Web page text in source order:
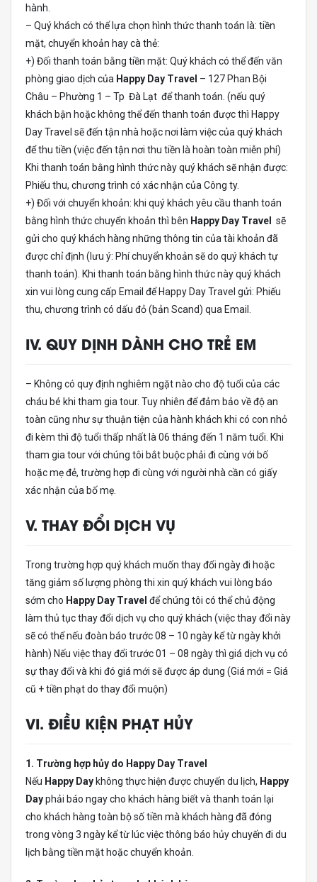
hành.
– Quý khách có thể lựa chọn hình thức thanh toán là: tiền
mặt, chuyển khoản hay cà thẻ:
+) Đối thanh toán bằng tiền mặt: Quý khách có thể đến văn
phòng giao dịch của Happy Day Travel – 127 Phan Bội
Châu – Phường 1 – Tp Đà Lạt để thanh toán. (nếu quý
khách bận hoặc không thể đến thanh toán được thì Happy
Day Travel sẽ đến tận nhà hoặc nơi làm việc của quý khách
để thu tiền (việc đến tận nơi thu tiền là hoàn toàn miễn phí)
Khi thanh toán bằng hình thức này quý khách sẽ nhận được:
Phiếu thu, chương trình có xác nhận của Công ty.
+) Đối với chuyển khoản: khi quý khách yêu cầu thanh toán
bằng hình thức chuyển khoản thì bên Happy Day Travel
sẽ
gửi cho quý khách hàng những thông tin của tài khoản đã
được chỉ định (lưu ý: Phí chuyển khoản sẽ do quý khách tự
thanh toán). Khi thanh toán bằng hình thức này quý khách
xin vui lòng cung cấp Email để Happy Day Travel gửi: Phiếu
thu, chương trình có dấu đỏ (bản Scand) qua Email.
IV. QUY DỊNH DÀNH CHO TRẺ EM
– Không có quy định nghiêm ngặt nào cho độ tuổi của các
cháu bé khi tham gia tour. Tuy nhiên để đảm bảo về độ an
toàn cũng như sự thuận tiện của hành khách khi có con nhỏ
đi kèm thì độ tuổi thấp nhất là 06 tháng đến 1 năm tuổi. Khi
tham gia tour với chúng tôi bắt buộc phải đi cùng với bố
hoặc mẹ đẻ, trường hợp đi cùng với người nhà cần có giấy
xác nhận của bố mẹ.
V. THAY ĐỔI DỊCH VỤ
Trong trường hợp quý khách muốn thay đổi ngày đi hoặc
tăng giảm số lượng phòng thi xin quý khách vui lòng báo
sớm cho Happy Day Travel để chúng tôi có thể chủ động
làm thủ tục thay đổi dịch vụ cho quý khách (việc thay đổi này
sẽ có thể nếu đoàn báo trước 08 – 10 ngày kể từ ngày khởi
hành) Nếu việc thay đổi trước 01 – 08 ngày thì giá dịch vụ có
sự thay đổi và khi đó giá mới sẽ được áp dung (Giá mới = Giá
cũ + tiền phạt do thay đổi muộn)
VI. ĐIỀU KIỆN PHẠT HỦY
1. Trường hợp hủy do Happy Day Travel
Nếu Happy Day không thực hiện được chuyến du lịch, Happy
Dayphải báo ngay cho khách hàng biết và thanh toán lại
cho khách hàng toàn bộ số tiền mà khách hàng đã đóng
trong vòng 3 ngày kể từ lúc việc thông báo hủy chuyến đi du
lịch bằng tiền mặt hoặc chuyển khoản.